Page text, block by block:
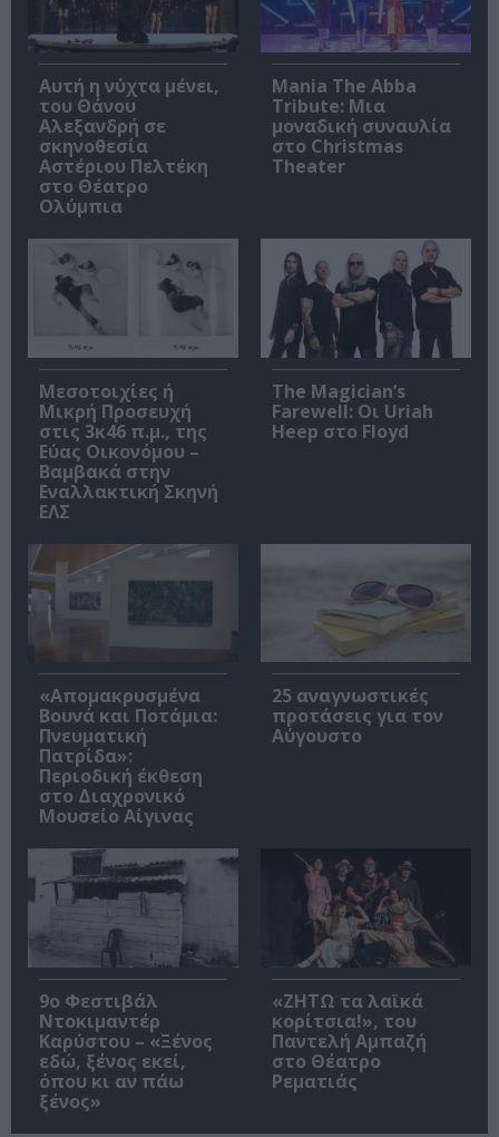
Αυτή η νύχτα μένει,
του Θάνου
Αλεξανδρή σε
σκηνοθεσία
Αστέριου Πελτέκη
στο Θέατρο
Ολύμπια
Mania The Abba
Tribute: Μια
μοναδική συναυλία
στο Christmas
Theater
Μεσοτοιχίες ή
Μικρή Προσευχή
στις 3κ46 π.μ., της
Εύας Οικονόμου –
Βαμβακά στην
Εναλλακτική Σκηνή
ΕΛΣ
The Magician’s
Farewell: Οι Uriah
Heep στο Floyd
«Απομακρυσμένα
Βουνά και Ποτάμια:
Πνευματική
Πατρίδα»:
Περιοδική έκθεση
στο Διαχρονικό
Μουσείο Αίγινας
25 αναγνωστικές
προτάσεις για τον
Αύγουστο
9ο Φεστιβάλ
Ντοκιμαντέρ
Καρύστου – «Ξένος
εδώ, ξένος εκεί,
όπου κι αν πάω
ξένος»
«ΖΗΤΩ τα λαϊκά
κορίτσια!», του
Παντελή Αμπαζή
στο Θέατρο
Ρεματιάς